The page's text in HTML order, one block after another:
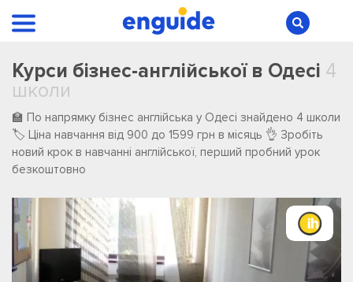
Курси бізнес-англійської в Одесі 4
школи
🏫 По напрямку бізнес англійська у Одесі ️знайдено ️4 ️школи
🏷️ Ціна навчання від 900 до 1599 грн в місяць 👌 Зробіть
новий крок в навчанні англійської, перший пробний урок
безкоштовно